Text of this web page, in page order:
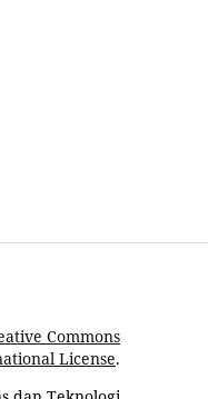
Commons
License.